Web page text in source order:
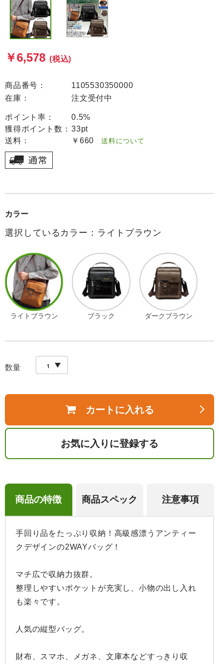
￥6,578 (税込)
商品番号：
1105530350000
在庫：
注文受付中
ポイント率：
0.5%
獲得ポイント数： 33pt
送料：
￥660 送料について
カラー
選択しているカラー：ライトブラウン
ライトブラウン ブラック ダークブラウン
数量
カートに入れる
お気に入りに登録する
商品の特徴 商品スペック 注意事項
手回り品をたっぷり収納！高級感漂うアンティー
クデザインの2WAYバッグ！
マチ広で収納力抜群。
整理しやすいポケットが充実し、小物の出し入れ
も楽々です。
人気の縦型バッグ。
財布、スマホ、メガネ、文庫本などすっきり収